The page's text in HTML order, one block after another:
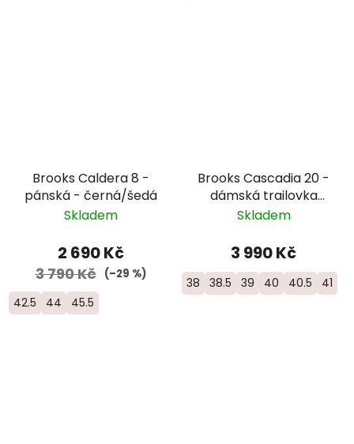
Brooks Caldera 8 -
pánská - černá/šedá
Skladem
2 690 Kč
3 790 Kč (–29 %)
42.5 44 45.5
Brooks Cascadia 20 -
dámská trailovka
bota do horského
Skladem
3 990 Kč
38 38.5 39 40 40.5 41